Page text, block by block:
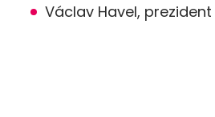
Václav Havel, prezident